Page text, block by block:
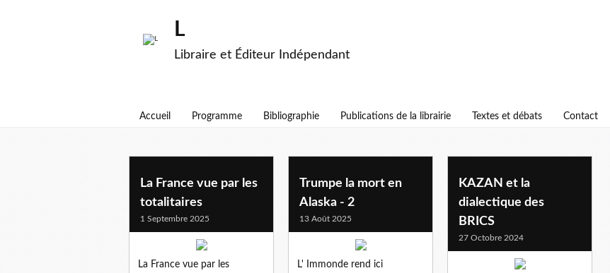
L
Libraire et Éditeur Indépendant
Accueil Programme Bibliographie Publications de la librairie Textes et débats Contact
the duran
La France vue par les
totalitaires
1 Septembre 2025
La France vue par les
Trumpe la mort en
Alaska - 2
13 Août 2025
L' Immonde rend ici
KAZAN et la
dialectique des
BRICS
27 Octobre 2024